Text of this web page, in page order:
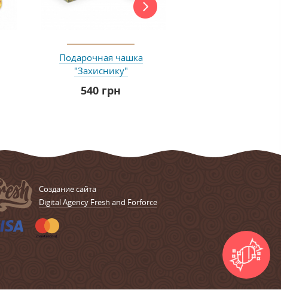
Подарочная чашка
"Захиснику"
540 грн
Cоздание сайта
Digital Agency Fresh and Forforce